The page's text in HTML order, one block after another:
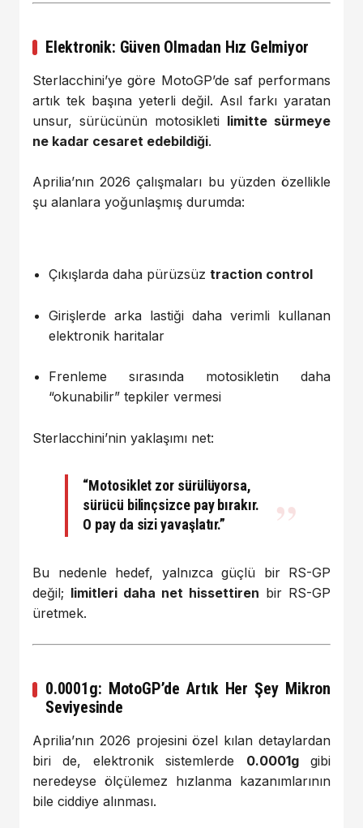
Elektronik: Güven Olmadan Hız Gelmiyor
Sterlacchini’ye göre MotoGP’de saf performans
artık tek başına yeterli değil. Asıl farkı yaratan
unsur, sürücünün motosikleti limitte sürmeye
ne kadar cesaret edebildiği.
Aprilia’nın 2026 çalışmaları bu yüzden özellikle
şu alanlara yoğunlaşmış durumda:
Çıkışlarda daha pürüzsüz traction control
Girişlerde arka lastiği daha verimli kullanan
elektronik haritalar
Frenleme sırasında motosikletin daha
“okunabilir” tepkiler vermesi
Sterlacchini’nin yaklaşımı net:
“Motosiklet zor sürülüyorsa,
sürücü bilinçsizce pay bırakır.
O pay da sizi yavaşlatır.”
Bu nedenle hedef, yalnızca güçlü bir RS-GP
değil; limitleri daha net hissettiren bir RS-GP
üretmek.
0.0001g: MotoGP’de Artık Her Şey Mikron
Seviyesinde
Aprilia’nın 2026 projesini özel kılan detaylardan
biri de, elektronik sistemlerde 0.0001ggibi
neredeyse ölçülemez hızlanma kazanımlarının
bile ciddiye alınması.